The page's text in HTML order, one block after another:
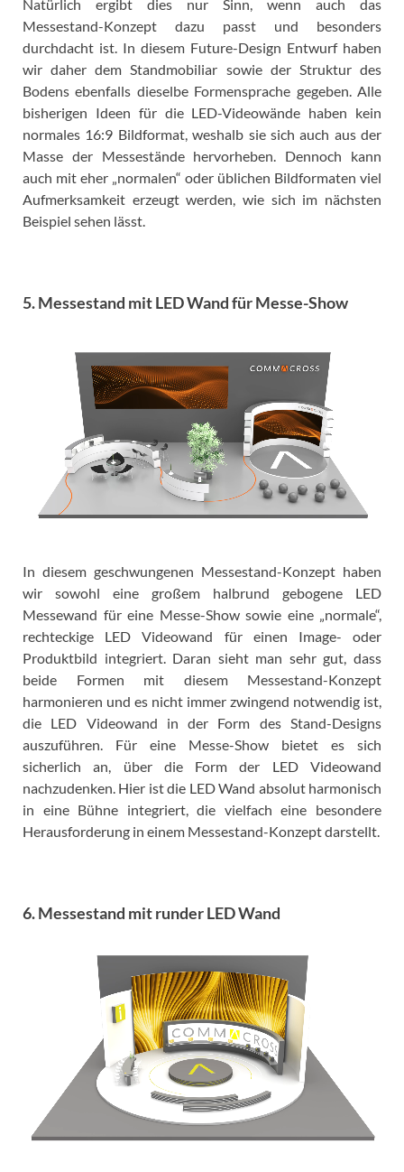
Natürlich ergibt dies nur Sinn, wenn auch das
Messestand-Konzept dazu passt und besonders
durchdacht ist. In diesem Future-Design Entwurf haben
wir daher dem Standmobiliar sowie der Struktur des
Bodens ebenfalls dieselbe Formensprache gegeben. Alle
bisherigen Ideen für die LED-Videowände haben kein
normales 16:9 Bildformat, weshalb sie sich auch aus der
Masse der Messestände hervorheben. Dennoch kann
auch mit eher „normalen“ oder üblichen Bildformaten viel
Aufmerksamkeit erzeugt werden, wie sich im nächsten
Beispiel sehen lässt.
5. Messestand mit LED Wand für Messe-Show
In diesem geschwungenen Messestand-Konzept haben
wir sowohl eine großem halbrund gebogene LED
Messewand für eine Messe-Show sowie eine „normale“,
rechteckige LED Videowand für einen Image- oder
Produktbild integriert. Daran sieht man sehr gut, dass
beide Formen mit diesem Messestand-Konzept
harmonieren und es nicht immer zwingend notwendig ist,
die LED Videowand in der Form des Stand-Designs
auszuführen. Für eine Messe-Show bietet es sich
sicherlich an, über die Form der LED Videowand
nachzudenken. Hier ist die LED Wand absolut harmonisch
in eine Bühne integriert, die vielfach eine besondere
Herausforderung in einem Messestand-Konzept darstellt.
6. Messestand mit runder LED Wand